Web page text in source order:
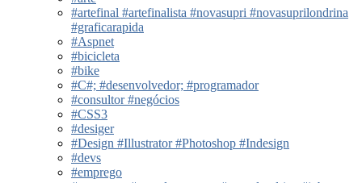
#artefinal #artefinalista #novasupri #novasuprilondrina
#graficarapida
#Aspnet
#bicicleta
#bike
#C#; #desenvolvedor; #programador
#consultor #negócios
#CSS3
#desiger
#Design #Illustrator #Photoshop #Indesign
#devs
#emprego